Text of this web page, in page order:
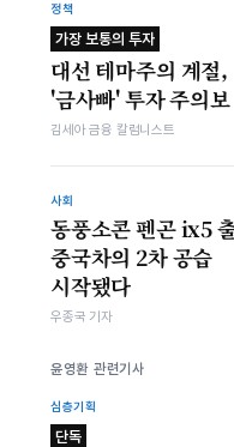
정책
가장 보통의 투자
대선 테마주의 계절,
'금사빠' 투자 주의보
김세아 금융 칼럼니스트
사회
동풍소콘 펜곤 ix5
중국차의 2차 공습
시작됐다
우종국 기자
윤영환 관련기사
심층기획
단독